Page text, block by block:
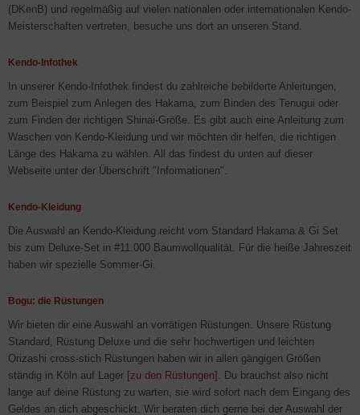
(DKenB) und regelmäßig auf vielen nationalen oder internationalen Kendo-
Meisterschaften vertreten, besuche uns dort an unseren Stand.
Kendo-Infothek
In unserer Kendo-Infothek findest du zahlreiche bebilderte Anleitungen,
zum Beispiel zum Anlegen des Hakama, zum Binden des Tenugui oder
zum Finden der richtigen Shinai-Größe. Es gibt auch eine Anleitung zum
Waschen von Kendo-Kleidung und wir möchten dir helfen, die richtigen
Länge des Hakama zu wählen. All das findest du unten auf dieser
Webseite unter der Überschrift "Informationen".
Kendo-Kleidung
Die Auswahl an Kendo-Kleidung reicht vom Standard Hakama & Gi Set
bis zum Deluxe-Set in #11.000 Baumwollqualität. Für die heiße Jahreszeit
haben wir spezielle Sommer-Gi.
Bogu: die Rüstungen
Wir bieten dir eine Auswahl an vorrätigen Rüstungen. Unsere Rüstung
Standard, Rüstung Deluxe und die sehr hochwertigen und leichten
Orizashi cross-stich Rüstungen haben wir in allen gängigen Größen
ständig in Köln auf Lager [zu den Rüstungen] . Du brauchst also nicht
lange auf deine Rüstung zu warten, sie wird sofort nach dem Eingang des
Geldes an dich abgeschickt. Wir beraten dich gerne bei der Auswahl der